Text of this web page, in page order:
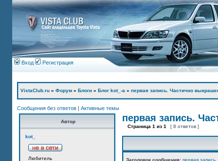
Вход Регистрация
VistaClub.ru » Форум » Блоги » Блог kot_-а » первая запись. Частично
Сообщения без ответов | Активные темы
Автор
kot_
Любитель
первая запись.
Страница 1 из 1 [ 8 ответов ]
Заголовок сообщения: первая